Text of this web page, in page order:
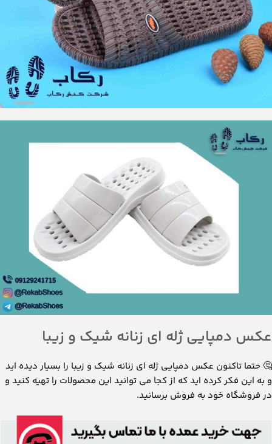
عکس دمپایی ژله ای زنانه شیک و زیبا
🤔 حتما تاکنون عکس دمپایی ژله ای زنانه شیک و زیبا را بسیار دیده اید
و به این فکر کرده اید که از کجا می توانید این محصولات را تهیه کنید و
در فروشگاه خود به فروش برسانید.
شرکت ما تمامی این محصولات زیبا را با نازل ترین قیمت و در اسرع وقت
در اختیار شما قرار می دهد و شما می توانید به راحتی این کالا های
🪐 البته با ورود به سال جدید مدل های زیبا و شیکی از دمپایی های
زنانه ژله ای موجود شده که در ادامه عکس این دمپایی های زنانه زیبا را
مشاهده خواهید کرد.